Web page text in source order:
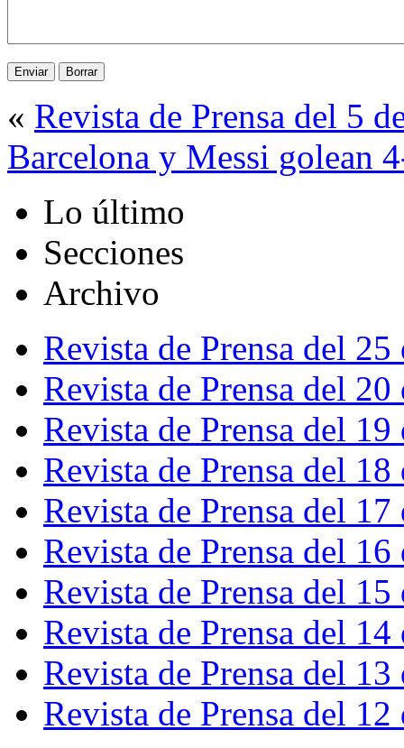
« Revista de Prensa del 5
Barcelona y Messi golean
Lo último
Secciones
Archivo
Revista de Prensa del
Revista de Prensa del
Revista de Prensa del
Revista de Prensa del
Revista de Prensa del
Revista de Prensa del
Revista de Prensa del
Revista de Prensa del
Revista de Prensa del
Revista de Prensa del